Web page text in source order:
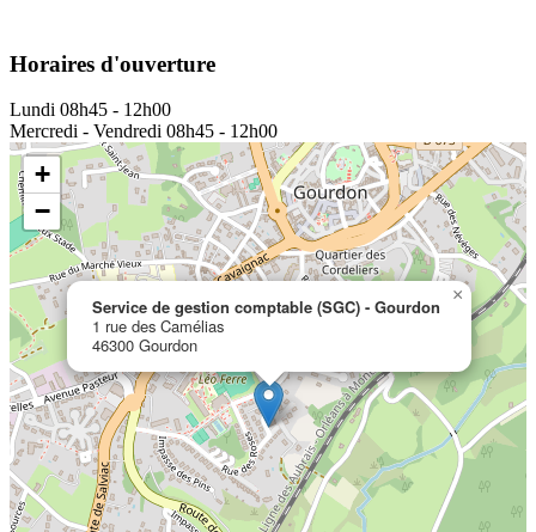
Horaires d'ouverture
Lundi 08h45 - 12h00
Mercredi - Vendredi 08h45 - 12h00
Service de gestion comptable (SGC) - Gourdon
1 rue des Camélias
46300 Gourdon
×
+
−